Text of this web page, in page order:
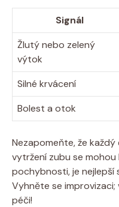
Signál
Žlutý nebo zelený
výtok
Silné krvácení
Bolest a otok
Nezapomeňte, že
vytržení zubu se mohou
pochybnosti, je nejlepší
Vyhněte se improvizaci;
péči!